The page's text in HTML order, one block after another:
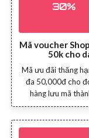
30%
Mã voucher
50k cho
Mã ưu đãi thăng
đa 50,000đ cho
hàng lưu mã